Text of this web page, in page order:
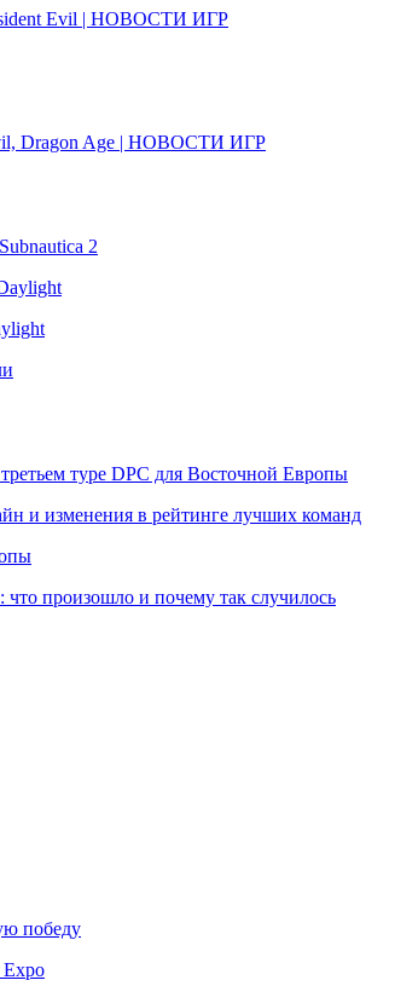
Evil | НОВОСТИ ИГР
Dragon Age | НОВОСТИ ИГР
2
туре DPC для Восточной Европы
и изменения в рейтинге лучших команд
произошло и почему так случилось
победу
Expo